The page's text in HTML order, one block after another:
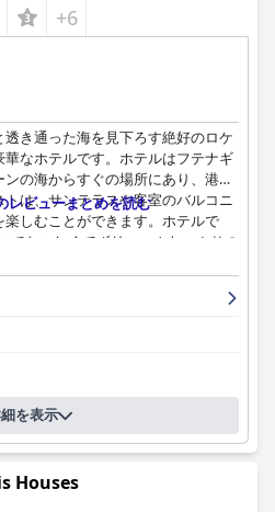
+6
き通った海を見下ろす絶好のロケ
なホテルです。ホテルはフテナギ
の海からすぐの場所にあり、港と
は、サンテラスや客室のバルコニ
しむことができます。ホテルで
でおいしくてボリュームたっぷりの
プションから選ぶことができま
潔で、港や村の素晴らしい景色を
、すべてのエリアで厳格な対策を
真剣に講じています。スタッフは
、ゲストがくつろげるように、し
供します。全体として、アレタナ
てなし、顧客サービス、細部への
を提供します。
レビューまとめを読む
を表示
Houses